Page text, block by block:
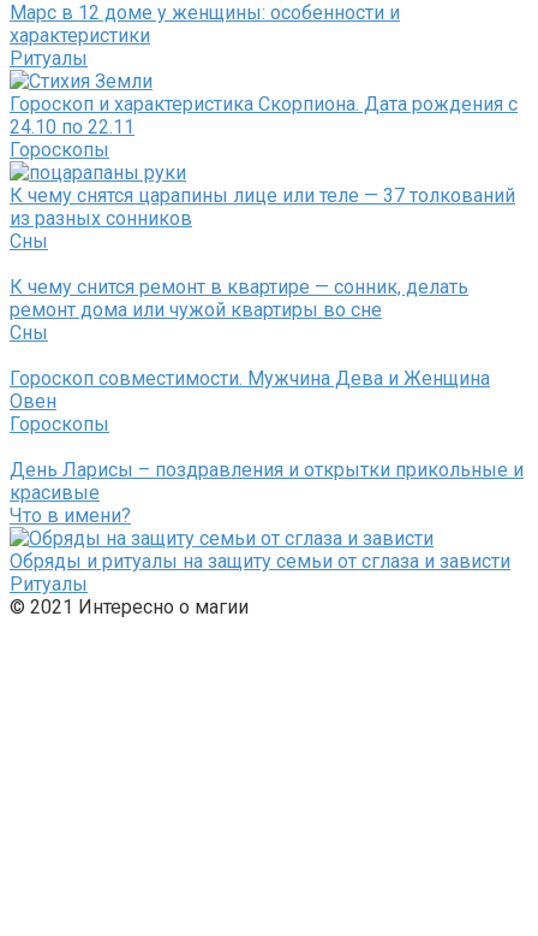
Марс в 12 доме у женщины: особенности и
характеристики
Ритуалы
Гороскоп и характеристика Скорпиона. Дата рождения с
24.10 по 22.11
Гороскопы
К чему снятся царапины лице или теле — 37 толкований
из разных сонников
Сны
К чему снится ремонт в квартире — сонник, делать
ремонт дома или чужой квартиры во сне
Сны
Гороскоп совместимости. Мужчина Дева и Женщина
Овен
Гороскопы
День Ларисы – поздравления и открытки прикольные и
красивые
Что в имени?
Обряды и ритуалы на защиту семьи от сглаза и зависти
Ритуалы
© 2021 Интересно о магии